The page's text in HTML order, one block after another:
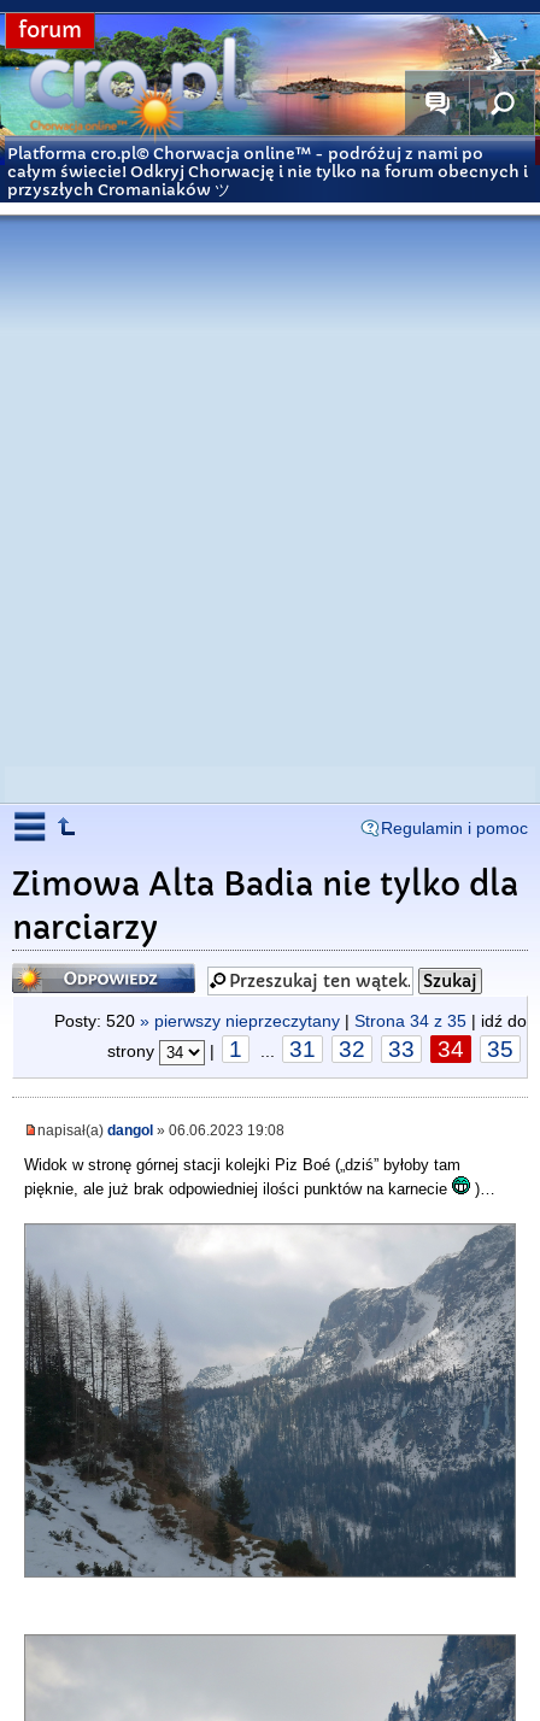
forum
Platforma cro.pl© Chorwacja online™ - podróżuj z nami po
całym świecie! Odkryj Chorwację i nie tylko na forum obecnych i
przyszłych Cromaniaków ツ
Regulamin i pomoc
Zimowa Alta Badia nie tylko dla
narciarzy
Odpowiedz
Posty: 520 » pierwszy nieprzeczytany | Strona 34 z 35 | idź do
strony
| 1 31 32 33 34 35
napisał(a) dangol » 06.06.2023 19:08
Widok w stronę górnej stacji kolejki Piz Boé („dziś” byłoby tam
pięknie, ale już brak odpowiedniej ilości punktów na karnecie
)…